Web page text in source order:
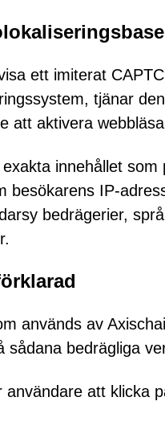
ett imiterat
tjänar
att aktivera
innehållet
besökarens IP-
bedrägerier,
används av
sådana bedrägliga
att klicka